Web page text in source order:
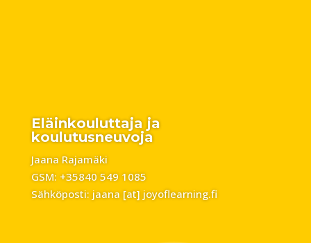
Eläinkouluttaja ja
koulutusneuvoja
Jaana Rajamäki
GSM: +35840 549 1085
Sähköposti: jaana [at] joyoflearning.fi